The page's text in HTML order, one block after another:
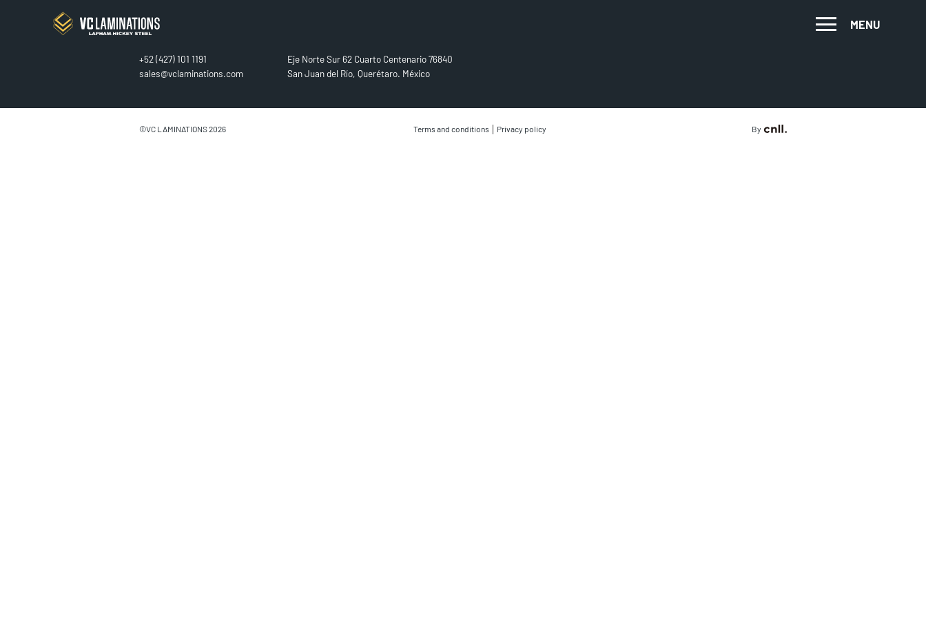
MENU
CONTACT
+52 (427) 101 1191
sales@vclaminations.com
Eje Norte Sur 62 Cuarto Centenario 76840
San Juan del Río, Querétaro. México
©VC LAMINATIONS 2026 Terms and conditions | Privacy policy By